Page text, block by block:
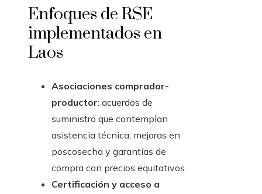
Enfoques de RSE
implementados en
Laos
Asociaciones comprador-
productor: acuerdos de
suministro que contemplan
asistencia técnica, mejoras en
poscosecha y garantías de
compra con precios equitativos.
Certificación y acceso a